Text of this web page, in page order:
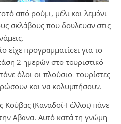
από ρούμι, μέλι και λεμόνι
σκλάβους που δούλευαν στις
είχε προγραμματίσει για το
2 ημερών στο τουριστικό
όλοι οι πλούσιοι τουρίστες
και να κολυμπήσουν.
Κούβας (Καναδοί-Γάλλοι) πάνε
Αβάνα. Αυτό κατά τη γνώμη